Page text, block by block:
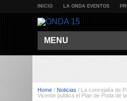
INICIO LA ONDA EVENTOS
MENU
Home / Noticias / La concejalía de
Vicente publica el Plan de Poda de